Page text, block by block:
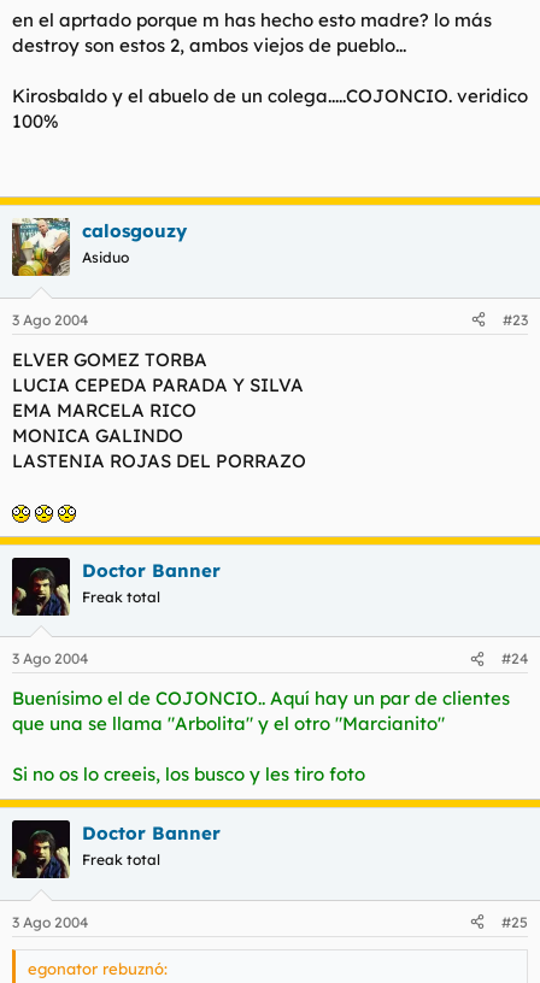
en el aprtado porque m has hecho esto madre? lo más
destroy son estos 2, ambos viejos de pueblo...
Kirosbaldo y el abuelo de un colega.....COJONCIO. veridico
100%
calosgouzy
Asiduo
3 Ago 2004 #23
ELVER GOMEZ TORBA
LUCIA CEPEDA PARADA Y SILVA
EMA MARCELA RICO
MONICA GALINDO
LASTENIA ROJAS DEL PORRAZO
Doctor Banner
Freak total
3 Ago 2004 #24
Buenísimo el de COJONCIO.. Aquí hay un par de clientes
que una se llama "Arbolita" y el otro "Marcianito"
Si no os lo creeis, los busco y les tiro foto
Doctor Banner
Freak total
3 Ago 2004 #25
egonator rebuznó: